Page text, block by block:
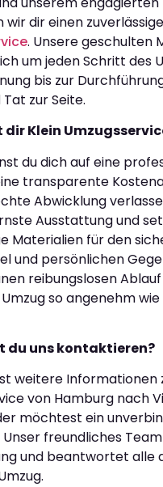
dir einen
. Unsere geschulten
um jeden Schritt des
bis zur
zur Seite.
Klein
du dich auf eine
transparente
Abwicklung
Ausstattung und
Materialien für den
und persönlichen
reibungslosen
so angenehm
du uns kontaktieren?
weitere Informationen
von Hamburg nach
möchtest ein
freundliches
und beantwortet alle